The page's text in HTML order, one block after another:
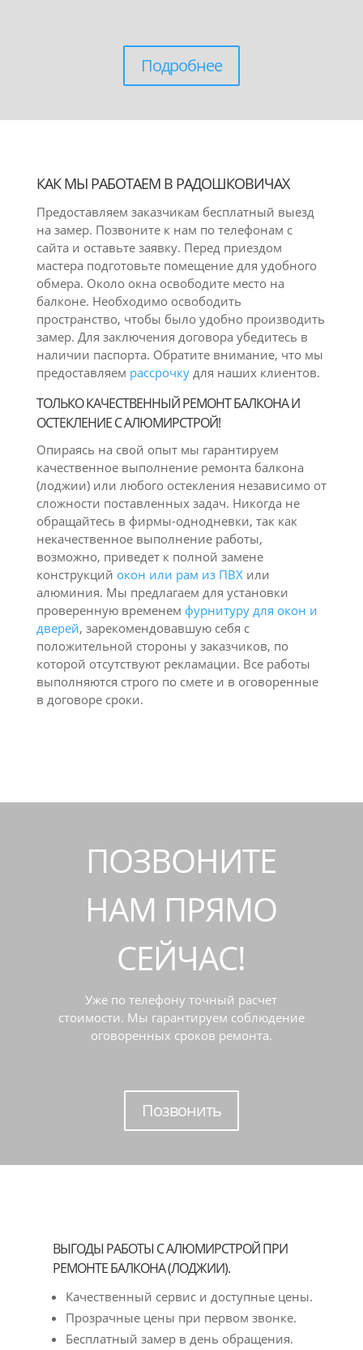
Подробнее
КАК МЫ РАБОТАЕМ В РАДОШКОВИЧАХ
Предоставляем заказчикам бесплатный выезд
на замер. Позвоните к нам по телефонам с
сайта и оставьте заявку. Перед приездом
мастера подготовьте помещение для удобного
обмера. Около окна освободите место на
балконе. Необходимо освободить
пространство, чтобы было удобно производить
замер. Для заключения договора убедитесь в
наличии паспорта. Обратите внимание, что мы
предоставляем рассрочкудля наших клиентов.
ТОЛЬКО КАЧЕСТВЕННЫЙ РЕМОНТ БАЛКОНА И
ОСТЕКЛЕНИЕ С АЛЮМИРСТРОЙ!
Опираясь на свой опыт мы гарантируем
качественное выполнение ремонта балкона
(лоджии) или любого остекления независимо от
сложности поставленных задач. Никогда не
обращайтесь в фирмы-однодневки, так как
некачественное выполнение работы,
возможно, приведет к полной замене
конструкций окон или рам из ПВХили
алюминия. Мы предлагаем для установки
проверенную временем фурнитуру для окон и
дверей, зарекомендовавшую себя с
положительной стороны у заказчиков, по
которой отсутствуют рекламации. Все работы
выполняются строго по смете и в оговоренные
в договоре сроки.
ПОЗВОНИТЕ
НАМ ПРЯМО
СЕЙЧАС!
Уже по телефону точный расчет
стоимости. Мы гарантируем соблюдение
оговоренных сроков ремонта.
Позвонить
ВЫГОДЫ РАБОТЫ С АЛЮМИРСТРОЙ ПРИ
РЕМОНТЕ БАЛКОНА (ЛОДЖИИ).
Качественный сервис и доступные цены.
Прозрачные цены при первом звонке.
Бесплатный замер в день обращения.